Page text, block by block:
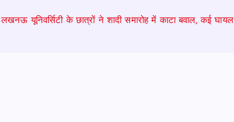
लखनऊ यूनिवर्सिटी के छात्रों ने शादी समारोह में काटा बवाल, कई घायल